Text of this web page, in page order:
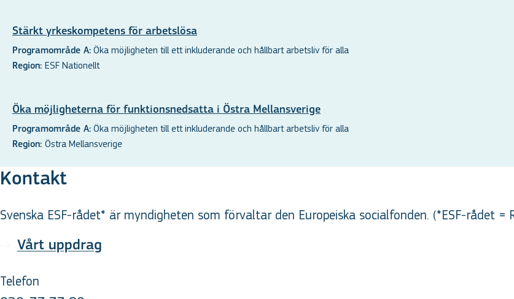
Stärkt yrkeskompetens för arbetslösa
Programområde A: Öka möjligheten till ett inkluderande och hållbart arbetsliv för alla
Region: ESF Nationellt
Öka möjligheterna för funktionsnedsatta i Östra Mellansverige
Programområde A: Öka möjligheten till ett inkluderande och hållbart arbetsliv för alla
Region: Östra Mellansverige
Kontakt
Svenska ESF-rådet* är myndigheten som förvaltar den Europeiska socialfonden. (*ESF-rådet =
Vårt uppdrag
Telefon